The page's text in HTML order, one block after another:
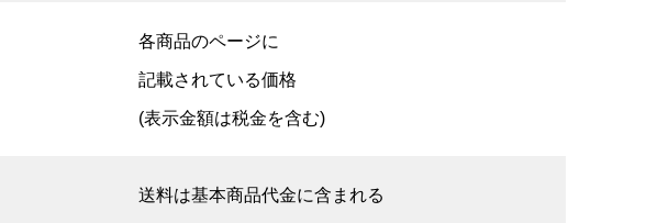
各商品のページに
記載されている価格
(表示金額は税金を含む)
送料は基本商品代金に含まれる